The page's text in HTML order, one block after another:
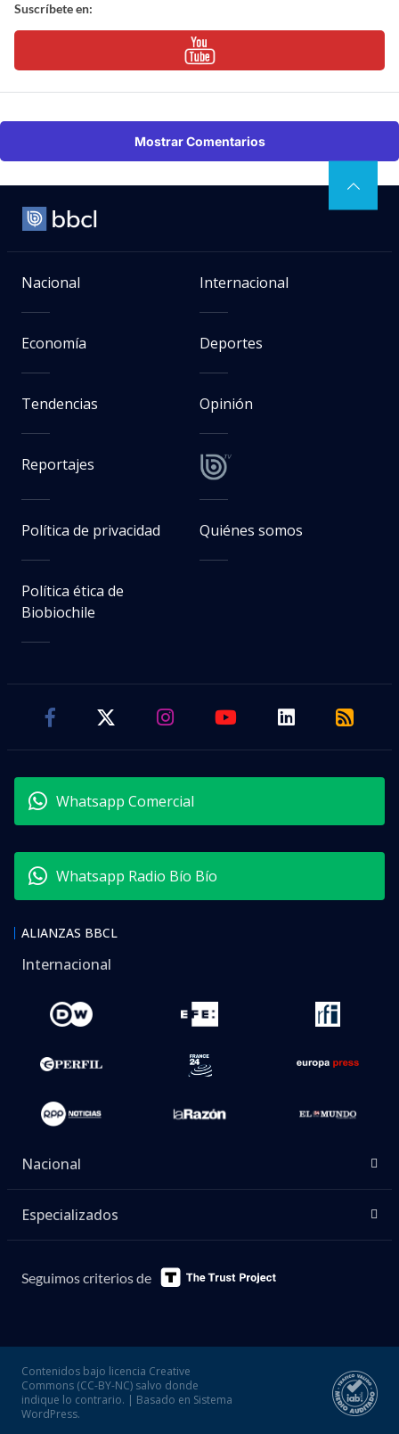
Suscríbete en:
Mostrar Comentarios
Nacional Internacional
Economía Deportes
Tendencias Opinión
Reportajes
Política de privacidad Quiénes somos
Política ética de
Biobiochile
Whatsapp Comercial
Whatsapp Radio Bío Bío
ALIANZAS BBCL
Internacional
Nacional
Especializados
Seguimos criterios de
Contenidos bajo licencia Creative
Commons (CC-BY-NC) salvo donde
indique lo contrario. | Basado en Sistema
WordPress.